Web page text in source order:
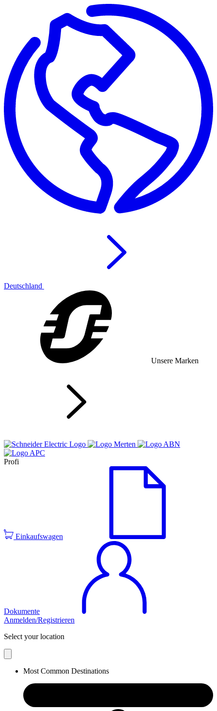
Deutschland
Unsere Marken
Profi
Einkaufswagen
Dokumente
Anmelden/Registrieren
Select your location
Most Common Destinations